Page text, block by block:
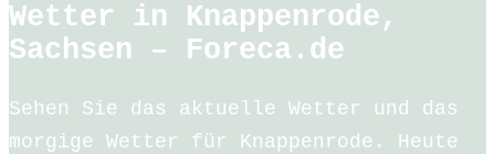
Wetter in Knappenrode,
Sachsen – Foreca.de
Sehen Sie das aktuelle Wetter und das
morgige Wetter für Knappenrode. Heute